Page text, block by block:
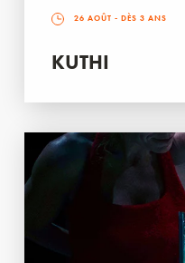
26 AOÛT - DÈS 3 ANS
KUTHI